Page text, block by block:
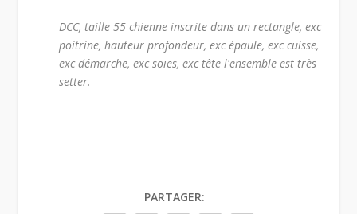
DCC, taille 55 chienne inscrite dans un rectangle, exc
poitrine, hauteur profondeur, exc épaule, exc cuisse,
exc démarche, exc soies, exc tête l'ensemble est très
setter.
PARTAGER: